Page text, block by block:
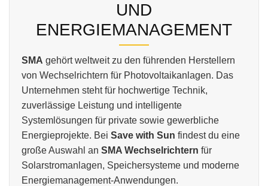
UND
ENERGIEMANAGEMENT
SMA gehört weltweit zu den führenden Herstellern
von Wechselrichtern für Photovoltaikanlagen. Das
Unternehmen steht für hochwertige Technik,
zuverlässige Leistung und intelligente
Systemlösungen für private sowie gewerbliche
Energieprojekte. Bei Save with Sun findest du eine
große Auswahl an SMA Wechselrichtern für
Solarstromanlagen, Speichersysteme und moderne
Energiemanagement-Anwendungen.